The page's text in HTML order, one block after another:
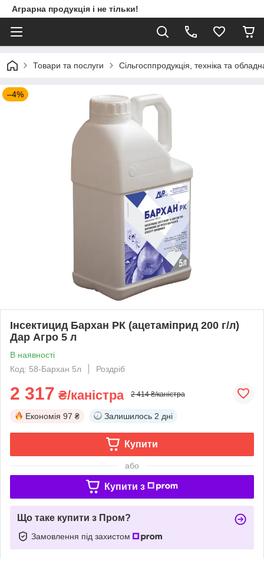
Аграрна продукція і не тільки!
Товари та послуги Сільгосппродукція, техніка та
–4%
Інсектицид Бархан РК (ацетаміприд 200 г/л)
Дар Агро 5 л
В наявності
Код: 58-Бархан 5л
Роздріб
2 317 ₴/каністра 2 414 ₴/каністра
Економія 97 ₴ Залишилось 2 дні
Купити
або
Купити з
Що таке купити з Пром?
Замовлення під захистом